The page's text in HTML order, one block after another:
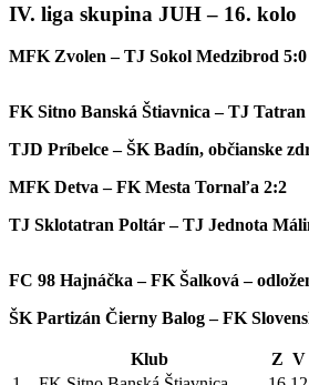
IV. liga skupina JUH – 16. kolo
MFK Zvolen – TJ Sokol Medzibrod 5:0
FK Sitno Banská Štiavnica – TJ
TJD Príbelce – ŠK Badín, občianske
MFK Detva – FK Mesta Tornaľa 2:2
TJ Sklotatran Poltár – TJ Jednota
FC 98 Hajnáčka – FK Šalková –
ŠK Partizán Čierny Balog – FK
Klub Z V